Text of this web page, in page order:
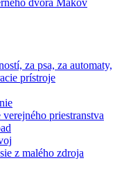
dvora Makov
za psa, za automaty,
prístroje
priestranstva
z malého zdroja